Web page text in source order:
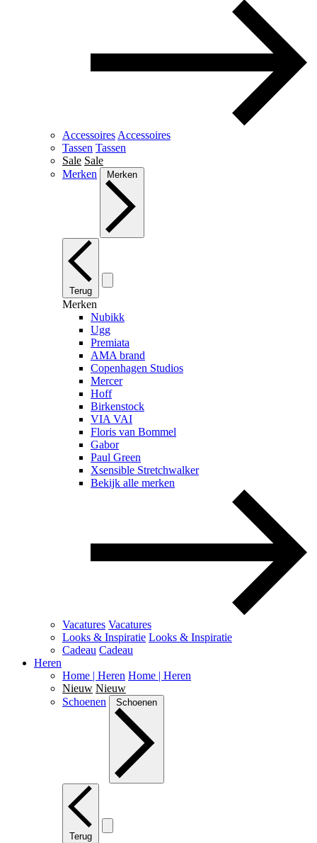
Accessoires Accessoires
Tassen Tassen
Sale Sale
Merken
Merken
Terug
Merken
Nubikk
Ugg
Premiata
AMA brand
Copenhagen Studios
Mercer
Hoff
Birkenstock
VIA VAI
Floris van Bommel
Gabor
Paul Green
Xsensible Stretchwalker
Bekijk alle merken
Vacatures Vacatures
Looks & Inspiratie Looks & Inspiratie
Cadeau Cadeau
Heren
Home | Heren Home | Heren
Nieuw Nieuw
Schoenen
Schoenen
Terug